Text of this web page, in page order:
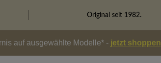
Original seit 1982.
auf ausgewählte Modelle* - jetzt shoppen